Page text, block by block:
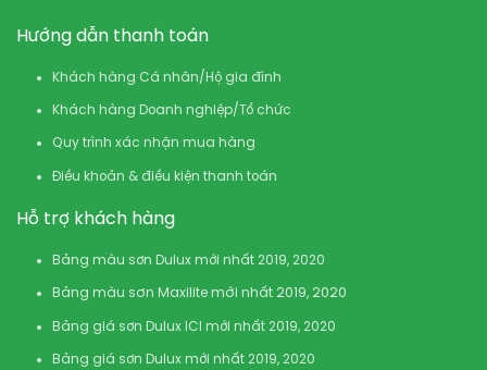
Hướng dẫn thanh toán
Khách hàng Cá nhân/Hộ gia đình
Khách hàng Doanh nghiệp/Tổ chức
Quy trình xác nhận mua hàng
Điều khoản & điều kiện thanh toán
Hỗ trợ khách hàng
Bảng màu sơn Dulux mới nhất 2019, 2020
Bảng màu sơn Maxilite mới nhất 2019, 2020
Bảng giá sơn Dulux ICI mới nhất 2019, 2020
Bảng giá sơn Dulux mới nhất 2019, 2020